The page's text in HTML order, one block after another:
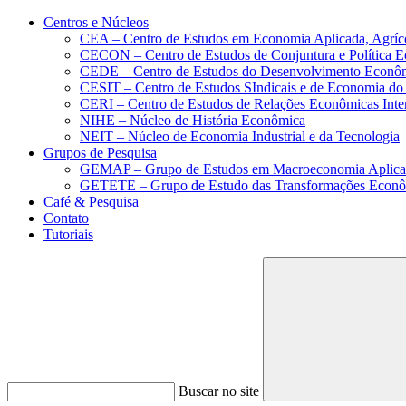
Conteúdo principal Menu principal
Centros e Núcleos
CEA – Centro de Estudos em Economia Aplicada,
CECON – Centro de Estudos de Conjuntura e Política
CEDE – Centro de Estudos do Desenvolvimento
CESIT – Centro de Estudos SIndicais e de Economia
CERI – Centro de Estudos de Relações Econômicas
NIHE – Núcleo de História Econômica
NEIT – Núcleo de Economia Industrial e da Tecnologia
Grupos de Pesquisa
GEMAP – Grupo de Estudos em Macroeconomia
GETETE – Grupo de Estudo das Transformações
Café & Pesquisa
Contato
Tutoriais
Buscar no site